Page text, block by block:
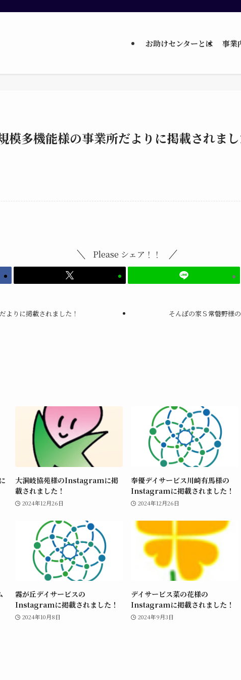
お助けセンターとは 事業
模多機能様の事業所だよりに掲載されまし
Please シェア！！
よりに掲載されました！ そんぽの家Ｓ常磐野様
大洞岐協苑様のInstagramに掲
載されました！
2024年12月26日
奉優デイサービス川崎有馬様の
Instagramに掲載されました！
2024年12月26日
霧が丘デイサービスの
Instagramに掲載されました！
2024年10月8日
デイサービス菜の花様の
Instagramに掲載されました！
2024年9月3日